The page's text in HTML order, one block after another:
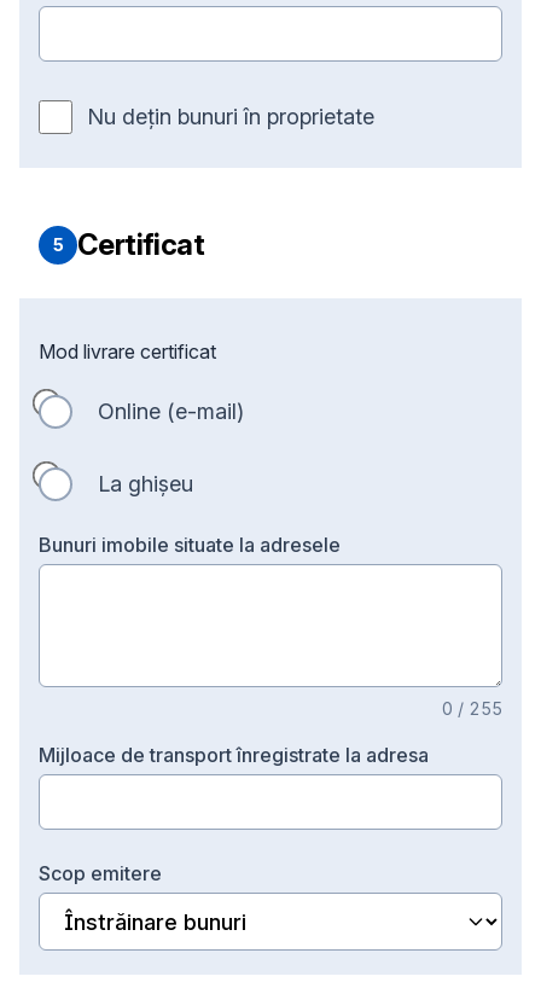
Nu dețin bunuri în proprietate
5 Certificat
Mod livrare certificat
Online (e-mail)
La ghișeu
Bunuri imobile situate la adresele
0 / 255
Mijloace de transport înregistrate la adresa
Scop emitere